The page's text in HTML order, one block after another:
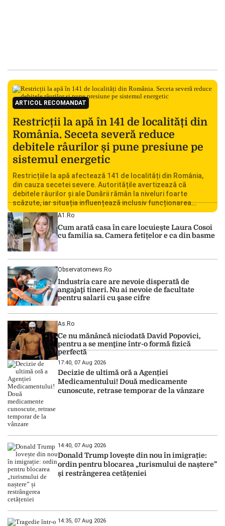
ARTICOL RECOMANDAT
Restricții la apă în 141 de localități din
România. Seceta severă reduce
debitele râurilor și pune presiune pe
sistemul energetic
Restricțiile la apă afectează 141 de localități din România,
din cauza secetei severe. Autoritățile avertizează că
debitele râurilor și ale Dunării rămân la niveluri foarte
scăzute, iar situația influențează inclusiv funcționarea
Centralei Nucleare de la Cernavodă. România se confruntă
cu una dintre cele mai dificile perioade din punct de vedere
hidrologic din ultimii ani. Lipsa […]
A1.ro
Cum arată casa în care locuiește Laura Cosoi
cu familia sa. Camera fetițelor e ca din basme
Observatornews.ro
Industria care are nevoie disperată de
angajaţi tineri. Nu ai nevoie de facultate
pentru salarii cu şase cifre
As.ro
Ce nu mănâncă niciodată David Popovici,
pentru a se menţine într-o formă fizică
perfectă
17:40, 07 Aug 2026
Decizie de ultimă oră a Agenției
Medicamentului! Două medicamente
cunoscute, retrase temporar de la vânzare
14:40, 07 Aug 2026
Donald Trump lovește din nou în imigrație:
ordin pentru blocarea „turismului de naștere”
și restrângerea cetățeniei
14:35, 07 Aug 2026